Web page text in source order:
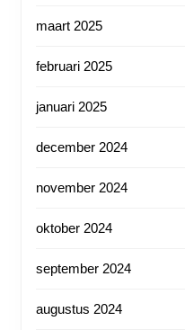
maart 2025
februari 2025
januari 2025
december 2024
november 2024
oktober 2024
september 2024
augustus 2024